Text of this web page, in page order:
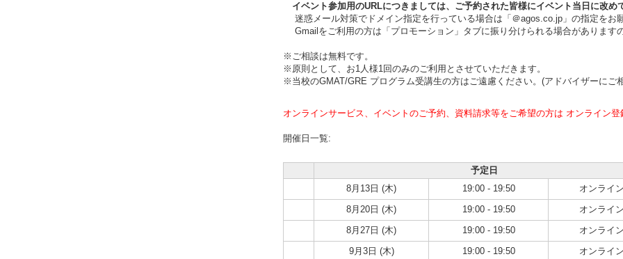
イベント参加用のURLにつきましては、ご予約された皆様にイベント当日に改め
迷惑メール対策でドメイン指定を行っている場合は「＠agos.co.jp」の指定をお
Gmailをご利用の方は「プロモーション」タブに振り分けられる場合があります
※ご相談は無料です。
※原則として、お1人様1回のみのご利用とさせていただきます。
※当校のGMAT/GRE プログラム受講生の方はご遠慮ください。(アドバイザーにご
オンラインサービス、イベントのご予約、資料請求等をご希望の方は オンライン登
開催日一覧:
予定日
8月13日 (木)
19:00 - 19:50
オンライン
8月20日 (木)
19:00 - 19:50
オンライン
8月27日 (木)
19:00 - 19:50
オンライン
9月3日 (木)
19:00 - 19:50 オンライン